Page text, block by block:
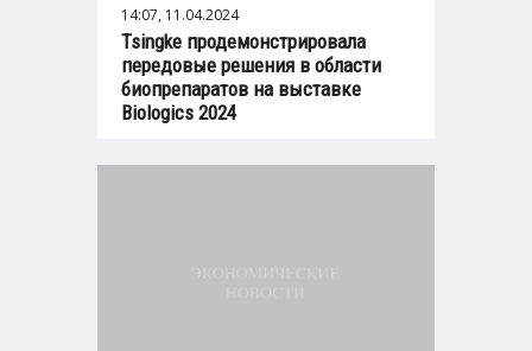
14:07, 11.04.2024
Tsingke продемонстрировала
передовые решения в области
биопрепаратов на выставке
Biologics 2024